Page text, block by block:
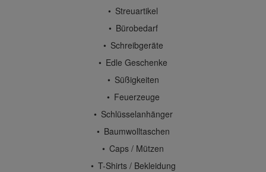
Streuartikel
Bürobedarf
Schreibgeräte
Edle Geschenke
Süßigkeiten
Feuerzeuge
Schlüsselanhänger
Baumwolltaschen
Caps / Mützen
T-Shirts / Bekleidung